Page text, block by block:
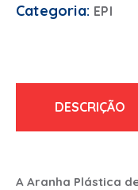
Categoria: EPI
DESCRIÇÃO
A Aranha Plástica